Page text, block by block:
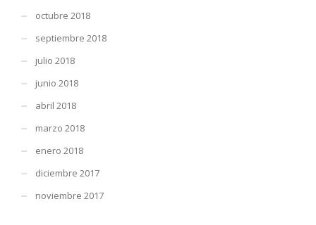
octubre 2018
septiembre 2018
julio 2018
junio 2018
abril 2018
marzo 2018
enero 2018
diciembre 2017
noviembre 2017